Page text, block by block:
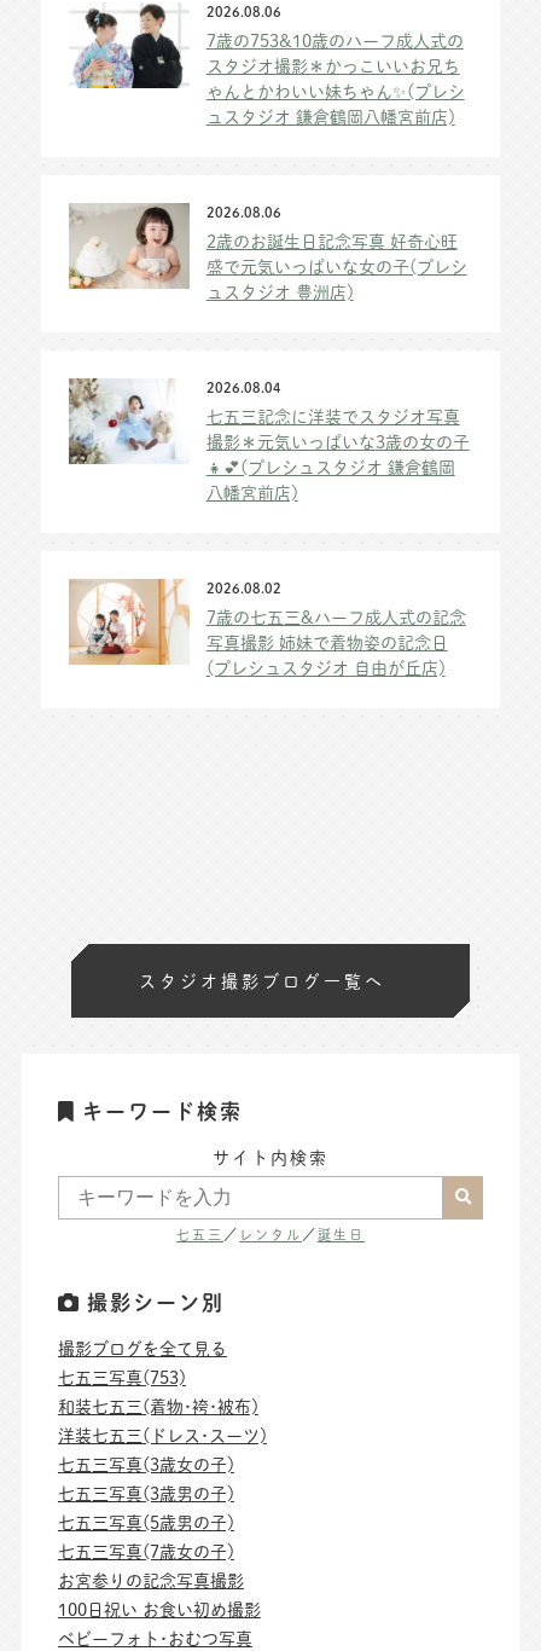
2026.08.06
7歳の753&10歳のハーフ成人式の
スタジオ撮影＊かっこいいお兄ち
ゃんとかわいい妹ちゃん✨(プレシ
ュスタジオ 鎌倉鶴岡八幡宮前店)
2026.08.06
2歳のお誕生日記念写真 好奇心旺
盛で元気いっぱいな女の子(プレシ
ュスタジオ 豊洲店)
2026.08.04
七五三記念に洋装でスタジオ写真
撮影＊元気いっぱいな3歳の女の子
👧💕(プレシュスタジオ 鎌倉鶴岡
八幡宮前店)
2026.08.02
7歳の七五三&ハーフ成人式の記念
写真撮影 姉妹で着物姿の記念日
(プレシュスタジオ 自由が丘店)
スタジオ撮影ブログ一覧へ
キーワード検索
サイト内検索
七五三 ／ レンタル ／誕生日
撮影シーン別
撮影ブログを全て見る
七五三写真(753)
和装七五三(着物･袴･被布)
洋装七五三(ドレス･スーツ)
七五三写真(3歳女の子)
七五三写真(3歳男の子)
七五三写真(5歳男の子)
七五三写真(7歳女の子)
お宮参りの記念写真撮影
100日祝い お食い初め撮影
ベビーフォト･おむつ写真